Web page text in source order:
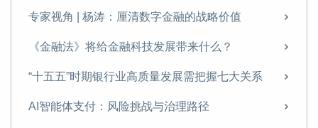
专家视角 | 杨涛：厘清数字金融的战略价值
《金融法》将给金融科技发展带来什么？
“十五五”时期银行业高质量发展需把握七大关系
AI智能体支付：风险挑战与治理路径